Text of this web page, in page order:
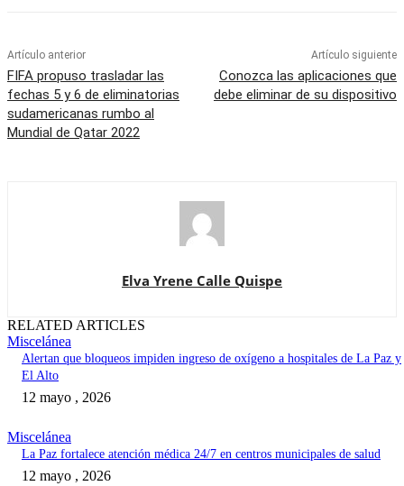
Artículo anterior
FIFA propuso trasladar las
fechas 5 y 6 de eliminatorias
sudamericanas rumbo al
Mundial de Qatar 2022
Artículo siguiente
Conozca las aplicaciones que
debe eliminar de su dispositivo
Elva Yrene Calle Quispe
RELATED ARTICLES
Miscelánea
Alertan que bloqueos impiden ingreso de oxígeno a hospitales de La Paz y
El Alto
12 mayo , 2026
Miscelánea
La Paz fortalece atención médica 24/7 en centros municipales de salud
12 mayo , 2026